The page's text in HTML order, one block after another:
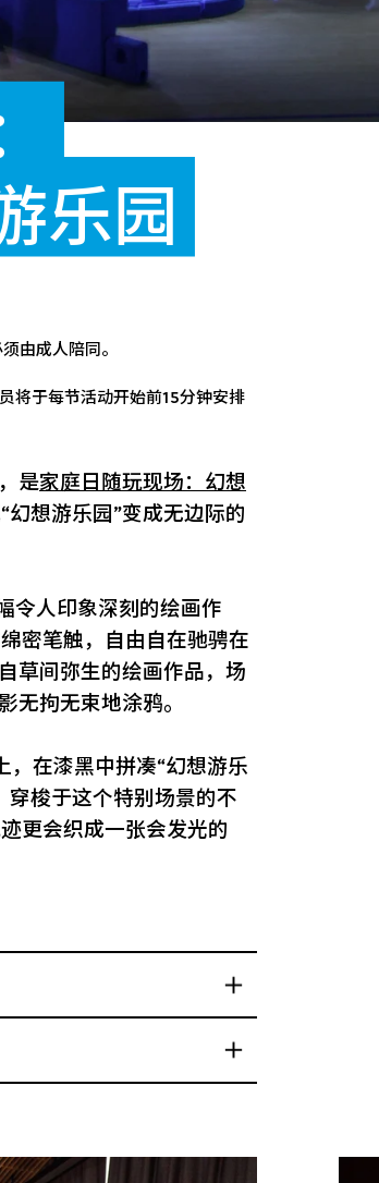
乐园
由成人陪同。
将于每节活动开始前15分钟安排
是家庭日随玩现场：幻想
想游乐园”变成无边际的
令人印象深刻的绘画作
密笔触，自由自在驰骋在
草间弥生的绘画作品，场
无拘无束地涂鸦。
在漆黑中拼凑“幻想游乐
穿梭于这个特别场景的不
更会织成一张会发光的